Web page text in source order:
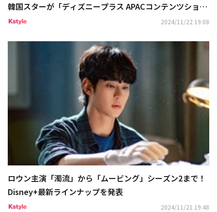
韓国スターが「ディズニープラス APACコンテンツショー
ケース」に登壇
2024/11/22 19:08
ロウン主演「濁流」から「ムービング」シーズン2まで！
Disney+最新ラインナップを発表
2024/11/21 19:48